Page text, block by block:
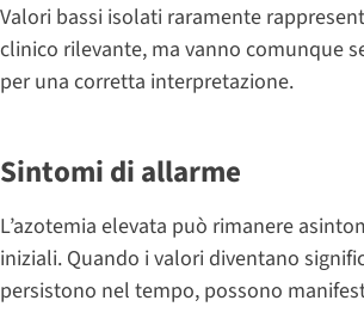
Valori bassi isolati raramente
clinico rilevante, ma vanno comunque
per una corretta interpretazione.
Sintomi di allarme
L’azotemia elevata può rimanere
iniziali. Quando i valori diventano
persistono nel tempo, possono